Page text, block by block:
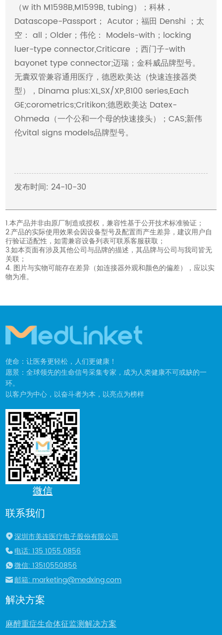
（w ith M1598B,M1599B, tubing）；科林，
Datascope-Passport； Acutor；福田 Denshi ；太
空： all；Older；伟伦： Models-with；locking
luer-type connector,Criticare ；西门子-with
bayonet type connector;迈瑞；金科威品牌型号。
无囊双管兼容通用医疗，德恩欧美达（快速连接器类
型），Dinama plus:XL,SX/XP,8100 series,Each
GE;corometrics;Critikon;德恩欧美达 Datex-
Ohmeda（一个公和一个母的快速接头）；CAS;新伟
伦vital signs models品牌型号。
发布时间: 24-10-30
1.本产品并非由原厂制造或授权，兼容性基于公开技术标准验证；
2.产品的实际使用效果会因设备型号及配置而产生差异，建议用户自
行验证适配性，如需兼容设备列表可联系客服获取；
3.如本页面有涉及其他公司与品牌的描述，其品牌与公司与我司皆无
关联；
4. 图片与实物可能存在差异（如连接器外观和颜色的偏差），应以实
物为准。
使命：让医务更轻松，人们更健康！
愿景：全球领先的生命信号采集专家，成为人类健康不可或缺的一
环。
以客户为中心，以奋斗者为本，以亮点为榜样
微信
联系我们
深圳市美连医疗电子股份有限公司
电话: 135 1055 0856
微信: 13510550856
邮箱: marketing@medxing.com
解决方案
麻醉重症生命体征监测解决方案